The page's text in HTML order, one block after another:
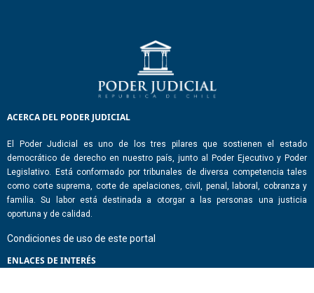
ACERCA DEL PODER JUDICIAL
El Poder Judicial es uno de los tres pilares que sostienen el estado
democrático de derecho en nuestro país, junto al Poder Ejecutivo y Poder
Legislativo. Está conformado por tribunales de diversa competencia tales
como corte suprema, corte de apelaciones, civil, penal, laboral, cobranza y
familia. Su labor está destinada a otorgar a las personas una justicia
oportuna y de calidad.
Condiciones de uso de este portal
ENLACES DE INTERÉS